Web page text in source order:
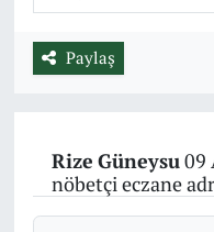
Paylaş
Rize Güneysu09
nöbetçi eczane